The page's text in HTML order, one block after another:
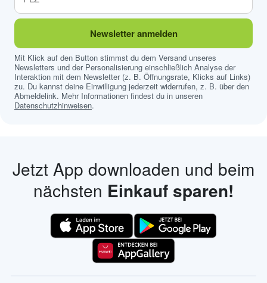
Newsletter anmelden
Mit Klick auf den Button stimmst du dem Versand unseres
Newsletters und der Personalisierung einschließlich Analyse der
Interaktion mit dem Newsletter (z. B. Öffnungsrate, Klicks auf Links)
zu. Du kannst deine Einwilligung jederzeit widerrufen, z. B. über den
Abmeldelink. Mehr Informationen findest du in unseren
Datenschutzhinweisen.
Jetzt App downloaden und beim
nächsten Einkauf sparen!